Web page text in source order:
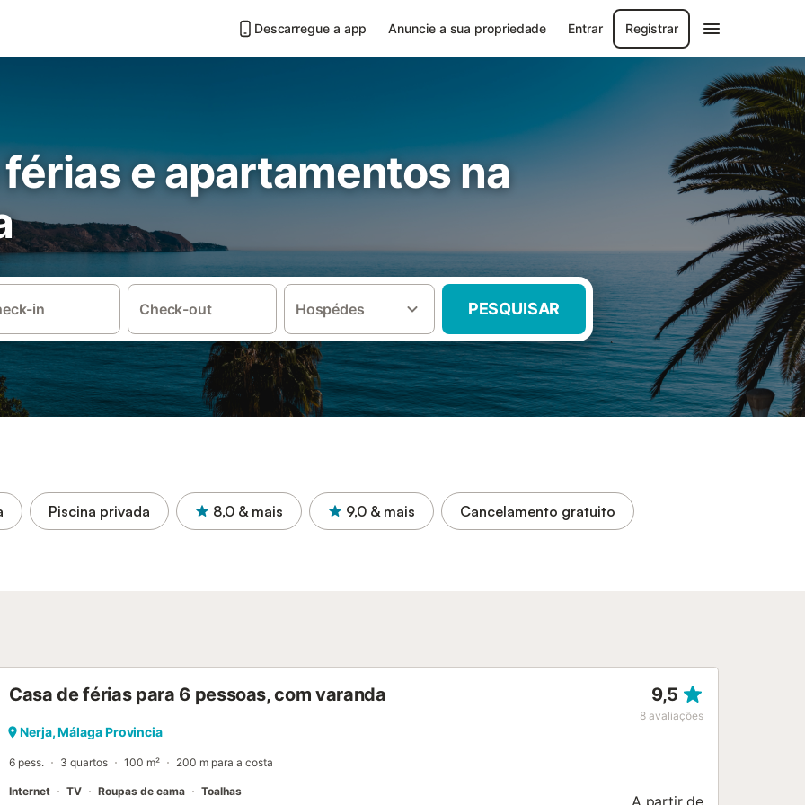
Descarregue a app Anuncie a sua propriedade Entrar Registrar
e apartamentos na
in Check-out Hospédes PESQUISAR
Piscina privada 8,0 & mais 9,0 & mais Cancelamento gratuito
Casa de férias para 6 pessoas, com varanda 9,5
8 avaliações
Nerja, Málaga Provincia
6 pess. 3 quartos 100 m² 200 m para a costa
Internet TV Roupas de cama Toalhas
A partir de